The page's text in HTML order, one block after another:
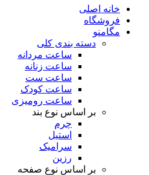
خانه اصلی
فروشگاه
مگامنو
دسته بندی کلی
ساعت مردانه
ساعت زنانه
ساعت ست
ساعت کودک
ساعت رومیزی
بر اساس نوع بند
چرم
استیل
سرامیک
رزین
بر اساس نوع صفحه